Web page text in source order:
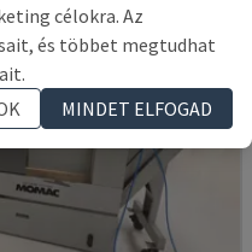
célokra. Az
és többet megtudhat
MINDET ELFOGAD